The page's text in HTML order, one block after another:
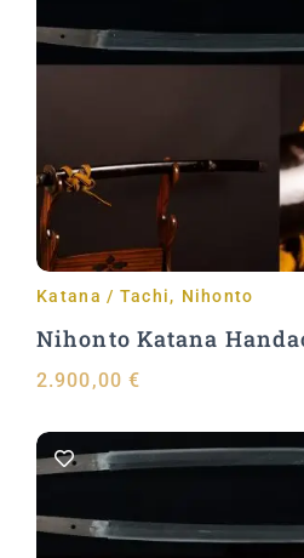
Aggiungi al
Katana / Tachi, Nihonto
Nihonto Katana
2.900,00 €